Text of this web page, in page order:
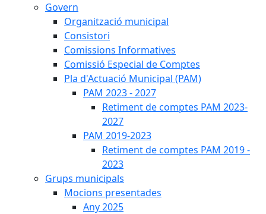
Govern
Organització municipal
Consistori
Comissions Informatives
Comissió Especial de Comptes
Pla d'Actuació Municipal (PAM)
PAM 2023 - 2027
Retiment de comptes PAM 2023-
2027
PAM 2019-2023
Retiment de comptes PAM 2019 -
2023
Grups municipals
Mocions presentades
Any 2025